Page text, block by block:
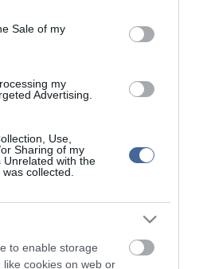
purposes in below Google
Sale of my
my
Advertising.
Use,
Sharing of my
Unrelated with the
collected.
to enable storage
cookies on web or
hírei:
tette a magyar erdész, hogy
MG-42 géppuskát emeltek ki a
lefoglalta
a Lounge Eventtel kötött
Duna vízgyűjtőjére
fogtak el a 600 milliós